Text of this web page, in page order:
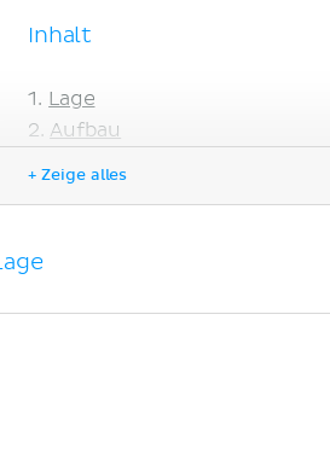
Inhalt
Lage
Aufbau
Lymphabfluss
+ Zeige alles